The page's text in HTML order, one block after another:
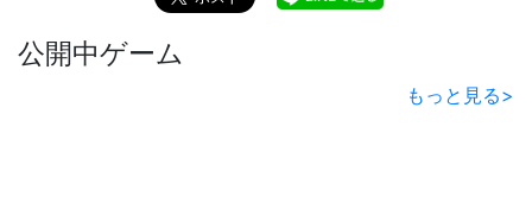
公開中ゲーム
もっと見る>